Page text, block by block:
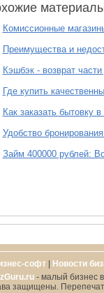
Комиссионные
Преимущества и
Кэшбэк - возврат
Где купить
Как заказать бытовку
Удобство
Займ 400000 рублей:
софт| Новости
- малый бизнес в
защищены.